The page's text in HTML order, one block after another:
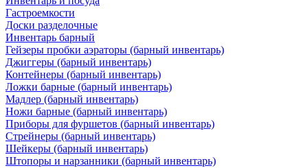
Гастроемкости
Доски разделочные
Инвентарь барный
Гейзеры пробки аэраторы (барный инвентарь)
Джиггеры (барный инвентарь)
Контейнеры (барный инвентарь)
Ложки барные (барный инвентарь)
Мадлер (барный инвентарь)
Ножи барные (барный инвентарь)
Приборы для фуршетов (барный инвентарь)
Стрейнеры (барный инвентарь)
Шейкеры (барный инвентарь)
Штопоры и нарзанники (барный инвентарь)